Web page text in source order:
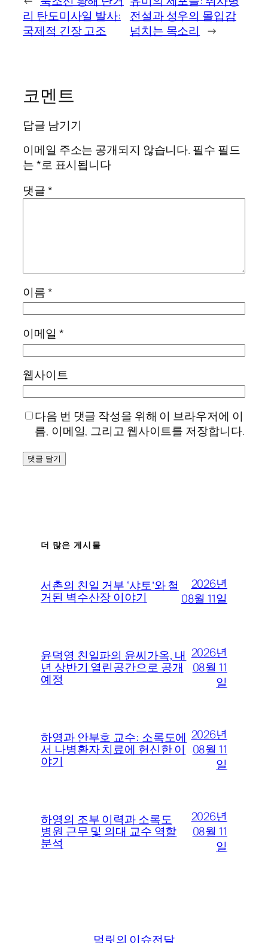
리 탄도미사일 발사:
국제적 긴장 고조
전설과 성우의 몰입감
넘치는 목소리
→
코멘트
답글 남기기
이메일 주소는 공개되지 않습니다. 필수 필드
는*로 표시됩니다
댓글*
이름*
이메일 *
웹사이트
다음 번 댓글 작성을 위해 이 브라우저에 이
름, 이메일, 그리고 웹사이트를 저장합니다.
더 많은 게시물
서촌의 친일 거부 ‘샤토’와 철
거된 벽수산장 이야기
2026년
08월 11일
윤덕영 친일파의 윤씨가옥, 내
년 상반기 열린공간으로 공개
예정
2026년
08월 11
일
하영과 안부호 교수: 소록도에
서 나병환자 치료에 헌신한 이
야기
2026년
08월 11
일
하영의 조부 이력과 소록도
병원 근무 및 의대 교수 역할
분석
2026년
08월 11
일
먹릿의 이슈전달